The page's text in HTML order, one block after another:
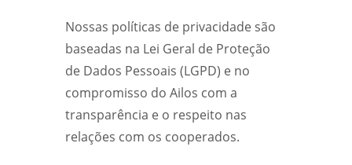
Nossas políticas de privacidade são
baseadas na Lei Geral de Proteção
de Dados Pessoais (LGPD) e no
compromisso do Ailos com a
transparência e o respeito nas
relações com os cooperados.